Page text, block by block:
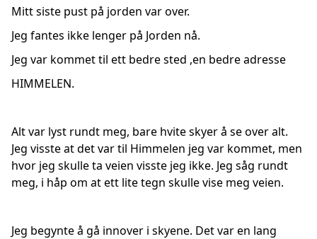
Mitt siste pust på jorden var over.
Jeg fantes ikke lenger på Jorden nå.
Jeg var kommet til ett bedre sted ,en bedre adresse
HIMMELEN.
Alt var lyst rundt meg, bare hvite skyer å se over alt.
Jeg visste at det var til Himmelen jeg var kommet, men
hvor jeg skulle ta veien visste jeg ikke. Jeg såg rundt
meg, i håp om at ett lite tegn skulle vise meg veien.
Jeg begynte å gå innover i skyene. Det var en lang